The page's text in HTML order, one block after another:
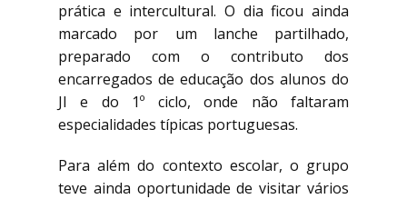
prática e intercultural. O dia ficou ainda
marcado por um lanche partilhado,
preparado com o contributo dos
encarregados de educação dos alunos do
JI e do 1º ciclo, onde não faltaram
especialidades típicas portuguesas.
Para além do contexto escolar, o grupo
teve ainda oportunidade de visitar vários